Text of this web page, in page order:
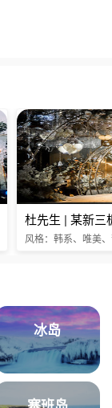
杜先生 | 某新三
风格：韩系、唯美
冰岛